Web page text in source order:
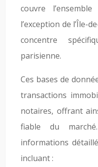
couvre
l’exception de l’Île-
concentre
parisienne.
Ces bases de
transactions
notaires, offrant
fiable du
informations
incluant :